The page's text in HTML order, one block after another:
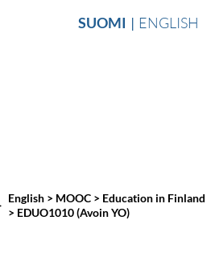
SUOMI ENGLISH
English > MOOC > Education in Finland
> EDUO1010 (Avoin YO)